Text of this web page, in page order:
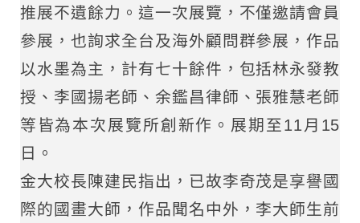
推展不遺餘力。這一次展覽，不僅邀請會員
參展，也詢求全台及海外顧問群參展，作品
以水墨為主，計有七十餘件，包括林永發教
授、李國揚老師、余鑑昌律師、張雅慧老師
等皆為本次展覽所創新作。展期至11月15
日。
金大校長陳建民指出，已故李奇茂是享譽國
際的國畫大師，作品聞名中外，李大師生前